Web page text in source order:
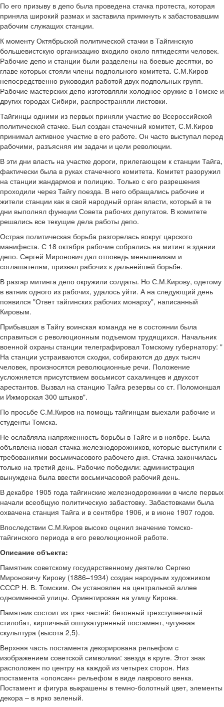
По его призыву в депо была проведена стачка протеста, которая
приняла широкий размах и заставила примкнуть к забастовавшим
рабочим служащих станции.
К моменту Октябрьской политической стачки в Тайгинскую
большевистскую организацию входило около пятидесяти человек.
Рабочие депо и станции были разделены на боевые десятки, во
главе которых стояли члены подпольного комитета. С.М.Киров
непосредственно руководил работой двух подпольных групп.
Рабочие мастерских депо изготовляли холодное оружие в Томске и
других городах Сибири, распространяли листовки.
Тайгинцы одними из первых приняли участие во Всероссийской
политической стачке. Был создан стачечный комитет, С.М.Киров
принимал активное участие в его работе. Он часто выступал перед
рабочими, разъясняя им задачи и цели революции.
В эти дни власть на участке дороги, прилегающем к станции Тайга,
фактически была в руках стачечного комитета. Комитет разоружил
на станции жандармов и полицию. Только с его разрешения
проходили через Тайгу поезда. В него обращались рабочие и
жители станции как в свой народный орган власти, который в те
дни выполнял функции Совета рабочих депутатов. В комитете
решались все текущие дела работы депо.
Острая политическая борьба разгорелась вокруг царского
манифеста. С 18 октября рабочие собрались на митинг в здании
депо. Сергей Миронович дал отповедь меньшевикам и
соглашателям, призвал рабочих к дальнейшей борьбе.
В разгар митинга депо окружили солдаты. Но С.М.Кирову, одетому
в ватник одного из рабочих, удалось уйти. А на следующий день
появился "Ответ тайгинских рабочих монарху", написанный
Кировым.
Прибывшая в Тайгу воинская команда не в состоянии была
справиться с революционным подъемом трудящихся. Начальник
военной охраны станции телеграфировал Томскому губернатору: "
На станции устраиваются сходки, собираются до двух тысяч
человек, произносятся революционные речи. Положение
усложняется присутствием восьмисот сахалинцев и двухсот
арестантов. Вызвал на станцию Тайга резервы со ст. Поломоншая
и Ижморская 300 штыков".
По просьбе С.М.Киров на помощь тайгинцам выехали рабочие и
студенты Томска.
Не ослабляла напряженность борьбы в Тайге и в ноябре. Была
объявлена новая стачка железнодорожников, которые выступили с
требованиями восьмичасового рабочего дня. Стачка закончилась
только на третий день. Рабочие победили: администрация
вынуждена была ввести восьмичасовой рабочий день.
В декабре 1905 года тайгинские железнодорожники в числе первых
начали всеобщую политическую забастовку. Забастовками была
охвачена станция Тайга и в сентябре 1906, и в июне 1907 годов.
Впоследствии С.М.Киров высоко оценил значение томско-
тайгинского периода в его революционной работе.
Описание объекта:
Памятник советскому государственному деятелю Сергею
Мироновичу Кирову (1886–1934) создан народным художником
СССР Н. В. Томским. Он установлен на центральной аллее
одноименной улицы. Ориентирован на улицу Кирова.
Памятник состоит из трех частей: бетонный трехступенчатый
стилобат, кирпичный оштукатуренный постамент, чугунная
скульптура (высота 2,5).
Верхняя часть постамента декорирована рельефом с
изображением советской символики: звезда в круге. Этот знак
расположен по центру на каждой из четырех сторон. Низ
постамента «опоясан» рельефом в виде лаврового венка.
Постамент и фигура выкрашены в темно-болотный цвет, элементы
декора – в ярко зеленый.